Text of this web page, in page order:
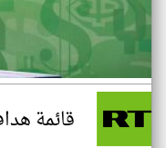
قائمة